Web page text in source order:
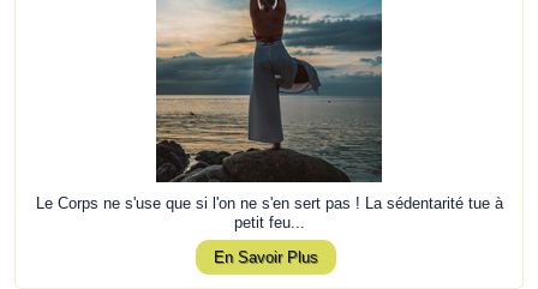
Le Corps ne s'use que si l'on ne s'en sert pas ! La sédentarité tue à
petit feu...
En Savoir Plus